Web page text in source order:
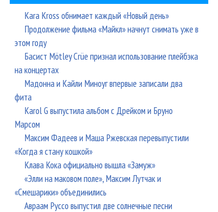
Kara Kross обнимает каждый «Новый день»
Продолжение фильма «Майкл» начнут снимать уже в
этом году
Басист Mötley Crüe признал использование плейбэка
на концертах
Мадонна и Кайли Миноуг впервые записали два
фита
Karol G выпустила альбом с Дрейком и Бруно
Марсом
Максим Фадеев и Маша Ржевская перевыпустили
«Когда я стану кошкой»
Клава Кока официально вышла «Замуж»
«Элли на маковом поле», Максим Лутчак и
«Смешарики» объединились
Авраам Руссо выпустил две солнечные песни